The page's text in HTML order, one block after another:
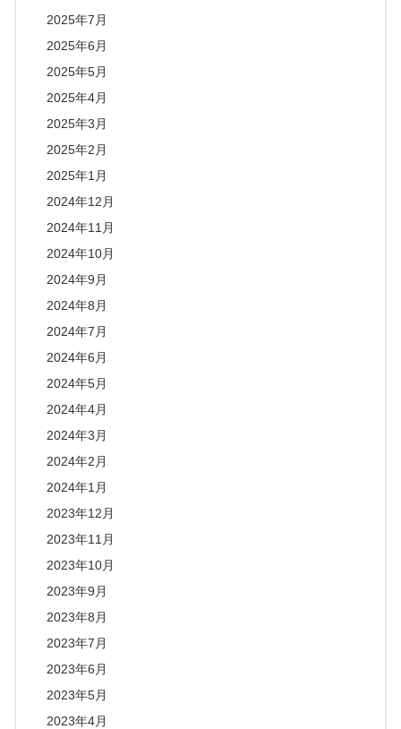
2025年7月
2025年6月
2025年5月
2025年4月
2025年3月
2025年2月
2025年1月
2024年12月
2024年11月
2024年10月
2024年9月
2024年8月
2024年7月
2024年6月
2024年5月
2024年4月
2024年3月
2024年2月
2024年1月
2023年12月
2023年11月
2023年10月
2023年9月
2023年8月
2023年7月
2023年6月
2023年5月
2023年4月